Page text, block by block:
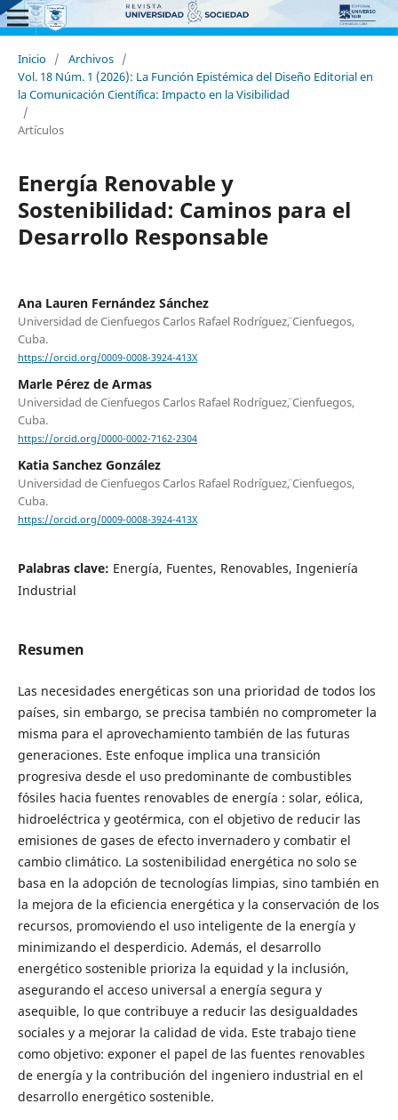
Inicio / Archivos /
Vol. 18 Núm. 1 (2026): La Función Epistémica del Diseño Editorial en
la Comunicación Científica: Impacto en la Visibilidad
/
Artículos
Energía Renovable y
Sostenibilidad: Caminos para el
Desarrollo Responsable
Ana Lauren Fernández Sánchez
Universidad de Cienfuegos ¨Carlos Rafael Rodríguez¨, Cienfuegos,
Cuba.
https://orcid.org/0009-0008-3924-413X
Marle Pérez de Armas
Universidad de Cienfuegos ¨Carlos Rafael Rodríguez¨, Cienfuegos,
Cuba.
https://orcid.org/0000-0002-7162-2304
Katia Sanchez González
Universidad de Cienfuegos ¨Carlos Rafael Rodríguez¨, Cienfuegos,
Cuba.
https://orcid.org/0009-0008-3924-413X
Palabras clave: Energía, Fuentes, Renovables, Ingeniería
Industrial
Resumen
Las necesidades energéticas son una prioridad de todos los
países, sin embargo, se precisa también no comprometer la
misma para el aprovechamiento también de las futuras
generaciones. Este enfoque implica una transición
progresiva desde el uso predominante de combustibles
fósiles hacia fuentes renovables de energía : solar, eólica,
hidroeléctrica y geotérmica, con el objetivo de reducir las
emisiones de gases de efecto invernadero y combatir el
cambio climático. La sostenibilidad energética no solo se
basa en la adopción de tecnologías limpias, sino también en
la mejora de la eficiencia energética y la conservación de los
recursos, promoviendo el uso inteligente de la energía y
minimizando el desperdicio. Además, el desarrollo
energético sostenible prioriza la equidad y la inclusión,
asegurando el acceso universal a energía segura y
asequible, lo que contribuye a reducir las desigualdades
sociales y a mejorar la calidad de vida. Este trabajo tiene
como objetivo: exponer el papel de las fuentes renovables
de energía y la contribución del ingeniero industrial en el
desarrollo energético sostenible.